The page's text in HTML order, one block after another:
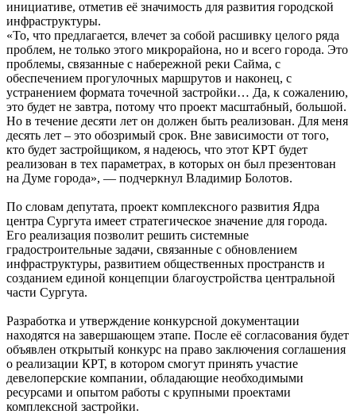
инициативе, отметив её значимость для развития городской
инфраструктуры.
«То, что предлагается, влечет за собой расшивку целого ряда
проблем, не только этого микрорайона, но и всего города. Это
проблемы, связанные с набережной реки Сайма, с
обеспечением прогулочных маршрутов и наконец, с
устранением формата точечной застройки… Да, к сожалению,
это будет не завтра, потому что проект масштабный, большой.
Но в течение десяти лет он должен быть реализован. Для меня
десять лет – это обозримый срок. Вне зависимости от того,
кто будет застройщиком, я надеюсь, что этот КРТ будет
реализован в тех параметрах, в которых он был презентован
на Думе города», — подчеркнул Владимир Болотов.
По словам депутата, проект комплексного развития Ядра
центра Сургута имеет стратегическое значение для города.
Его реализация позволит решить системные
градостроительные задачи, связанные с обновлением
инфраструктуры, развитием общественных пространств и
созданием единой концепции благоустройства центральной
части Сургута.
Разработка и утверждение конкурсной документации
находятся на завершающем этапе. После её согласования будет
объявлен открытый конкурс на право заключения соглашения
о реализации КРТ, в котором смогут принять участие
девелоперские компании, обладающие необходимыми
ресурсами и опытом работы с крупными проектами
комплексной застройки.